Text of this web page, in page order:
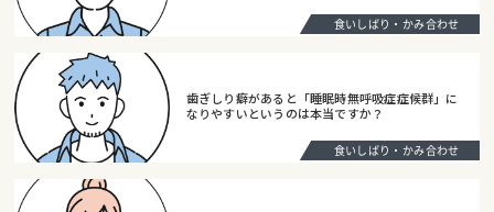
食いしばり・かみ合わせ
歯ぎしり癖があると「睡眠時無呼吸症症候群」に
なりやすいというのは本当ですか？
食いしばり・かみ合わせ